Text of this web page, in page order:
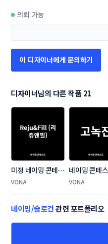
의뢰 가능
이 디자이너에게 문의하기
디자이너님의 다른 작품 21
미정 네이밍 콘테스
트
VONA
네이밍 콘테
VONA
네이밍/슬로건관련 포트폴리오